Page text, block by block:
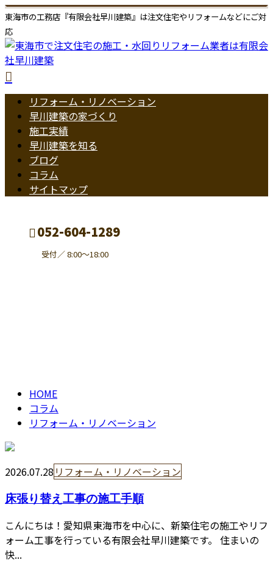
東海市の工務店『有限会社早川建築』は注文住宅やリフォームなどにご対
応
リフォーム・リノベーション
早川建築の家づくり
施工実績
早川建築を知る
ブログ
コラム
サイトマップ
052-604-1289
受付／ 8:00～18:00
HOME
コラム
リフォーム・リノベーション
2026.07.28 リフォーム・リノベーション
床張り替え工事の施工手順
こんにちは！愛知県東海市を中心に、新築住宅の施工やリフ
ォーム工事を行っている有限会社早川建築です。 住まいの
快...